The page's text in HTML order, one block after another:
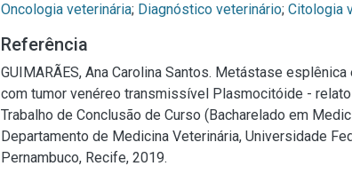
Oncologia veterinária; Diagnóstico veterinário; Citologia
Referência
GUIMARÃES, Ana Carolina Santos. Metástase
com tumor venéreo transmissível Plasmocitóide -
Trabalho de Conclusão de Curso (Bacharelado em
Departamento de Medicina Veterinária, Universidade
Pernambuco, Recife, 2019.